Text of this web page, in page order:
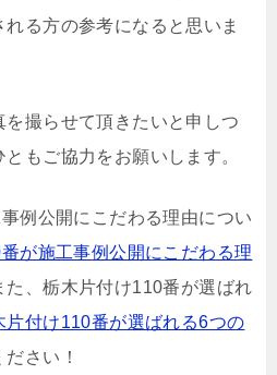
る方の参考になると思いま
撮らせて頂きたいと申しつ
もご協力をお願いします。
例公開にこだわる理由につい
が施工事例公開にこだわる理
た、栃木片付け110番が選ばれ
片付け110番が選ばれる6つの
さい！